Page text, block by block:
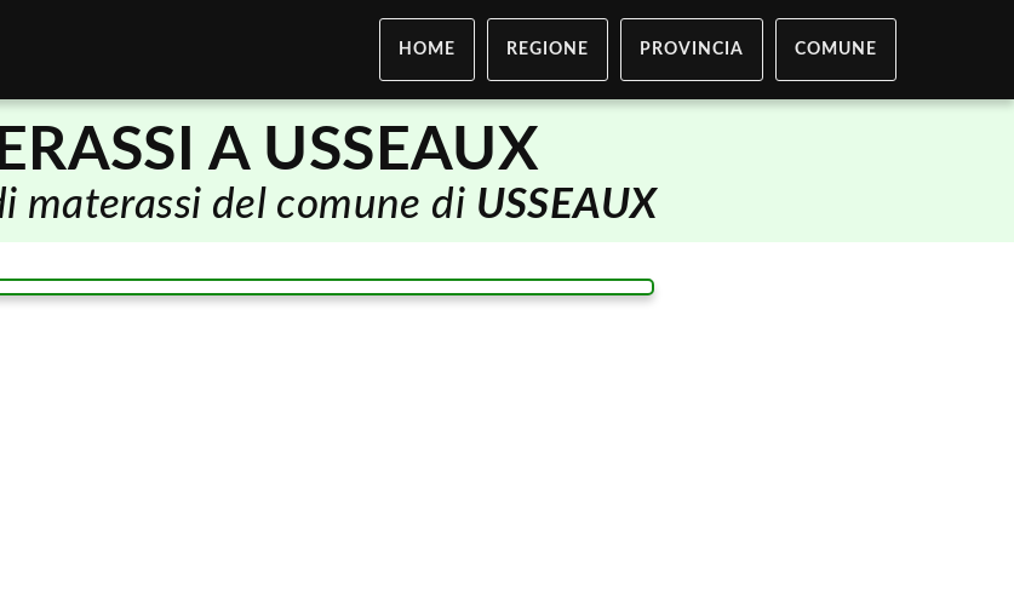
HOME REGIONE PROVINCIA COMUNE
A USSEAUX
materassi del comune di USSEAUX